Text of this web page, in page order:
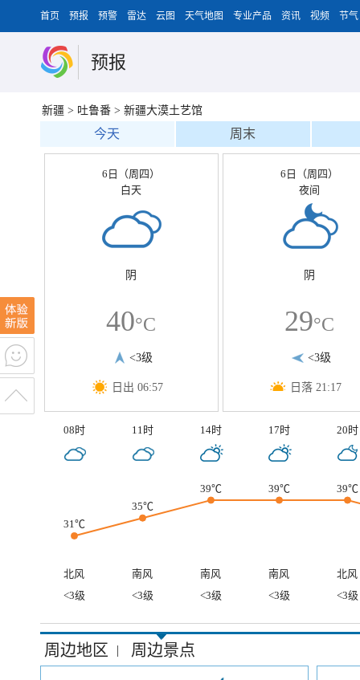
首页 预报 预警 雷达 云图 天气地图 专业产品 资讯 视频 节气
预报
新疆 > 吐鲁番 > 新疆大漠土艺馆
今天 周末
6日（周四）
白天
阴
40°C
<3级
日出 06:57
6日（周四）
夜间
阴
29°C
<3级
日落 21:17
08时 11时 14时 17时 20时
31℃
35℃
39℃ 39℃ 39℃
北风 南风 南风 南风
北风
<3级
<3级 <3级 <3级 <3级
周边地区 | 周边景点